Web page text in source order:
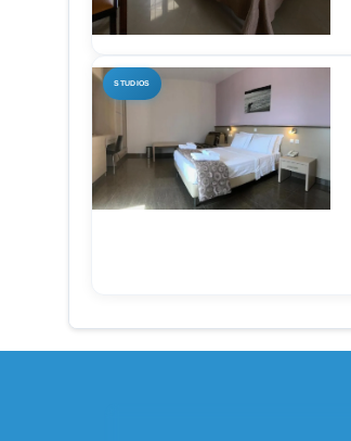
STUDIOS